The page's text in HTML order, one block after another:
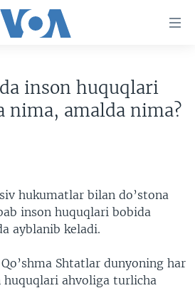
inson huquqlari
nima, amalda nima?
hukumatlar bilan do’stona
inson huquqlari bobida
ayblanib keladi.
Shtatlar dunyoning har
ahvoliga turlicha